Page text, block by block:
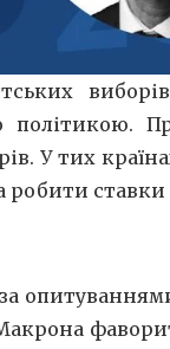
політикою.
У тих
робити ставки